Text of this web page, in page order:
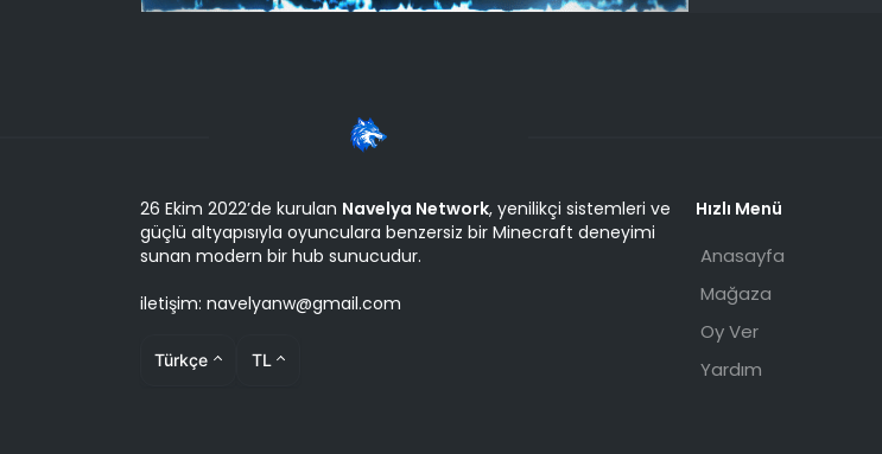
26 Ekim 2022’de kurulan Navelya Network, yenilikçi sistemleri ve
güçlü altyapısıyla oyunculara benzersiz bir Minecraft deneyimi
sunan modern bir hub sunucudur.
iletişim: navelyanw@gmail.com
Türkçe TL
Hızlı Menü
Anasayfa
Mağaza
Oy Ver
Yardım